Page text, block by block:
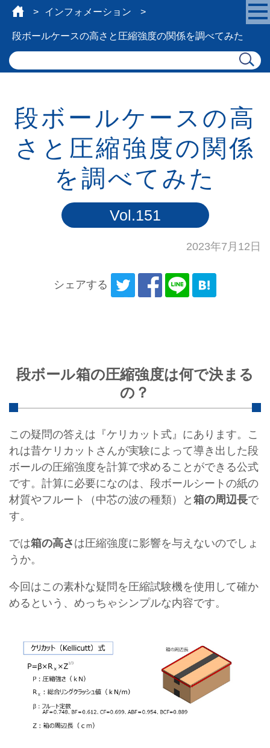
インフォメーション
段ボールケースの高さと圧縮強度の関係を調べてみた
段ボールケースの高
さと圧縮強度の関係
を調べてみた
Vol.151
2023年7月12日
シェアする
段ボール箱の圧縮強度は何で決まる
の？
この疑問の答えは『ケリカット式』にあります。こ
れは昔ケリカットさんが実験によって導き出した段
ボールの圧縮強度を計算で求めることができる公式
です。計算に必要になのは、段ボールシートの紙の
材質やフルート（中芯の波の種類）と 箱の周辺長で
す。
では箱の高さ は圧縮強度に影響を与えないのでしょ
うか。
今回はこの素朴な疑問を圧縮試験機を使用して確か
めるという、めっちゃシンプルな内容です。